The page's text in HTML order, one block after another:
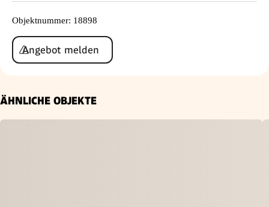
Objektnummer: 18898
Angebot melden
ÄHNLICHE OBJEKTE